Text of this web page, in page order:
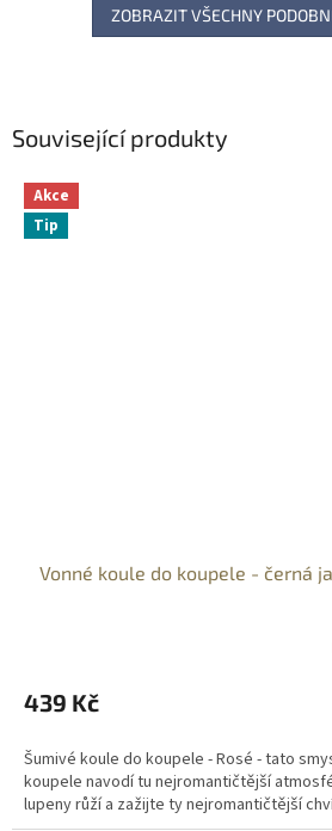
Související produkty
Akce
Tip
Vonné koule do koupele - černá
439 Kč
Šumivé koule do koupele - Rosé - tato
koupele navodí tu nejromantičtější
lupeny růží a zažijte ty nejromantičtější
ZOBRAZIT VŠECHNY